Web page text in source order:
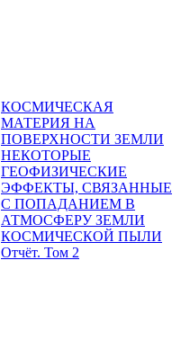
КОСМИЧЕСКАЯ
МАТЕРИЯ НА
ПОВЕРХНОСТИ ЗЕМЛИ
НЕКОТОРЫЕ
ГЕОФИЗИЧЕСКИЕ
ЭФФЕКТЫ, СВЯЗАННЫЕ
С ПОПАДАНИЕМ В
АТМОСФЕРУ ЗЕМЛИ
КОСМИЧЕСКОЙ ПЫЛИ
Отчёт. Том 2